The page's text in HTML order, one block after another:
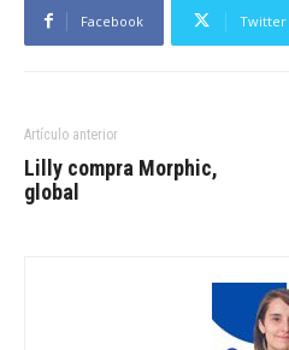
Facebook Twitter
Artículo anterior
Lilly compra Morphic,
global